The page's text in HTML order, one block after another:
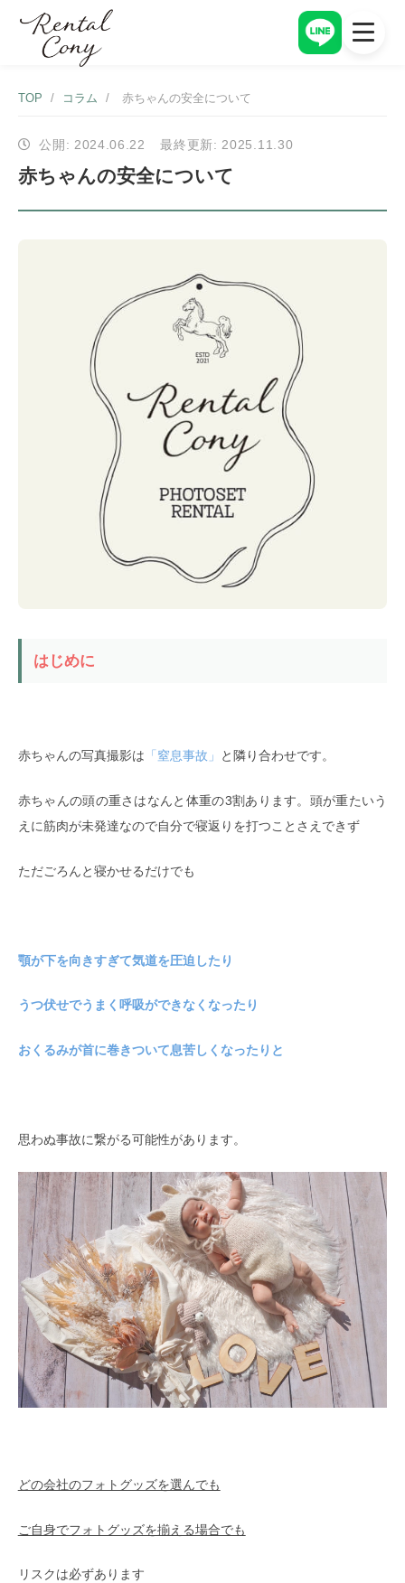
アイテム一覧
ITEM
FLOW
料金
CONYについて
トップページ
TOP PAGE
ITEM
オプション一覧
レンタルの流れ
料金
CONYについて
CONY
よくある質問
CONY
TOP / コラム / 赤ちゃんの安全について
公開: 2024.06.22 最終更新: 2025.11.30
赤ちゃんの安全について
はじめに
赤ちゃんの写真撮影は 「窒息事故」 と隣り合わせです。
赤ちゃんの頭の重さはなんと体重の3割あります。頭が重たいう
えに筋肉が未発達なので自分で寝返りを打つことさえできず
ただごろんと寝かせるだけでも
顎が下を向きすぎて気道を圧迫したり
うつ伏せでうまく呼吸ができなくなったり
おくるみが首に巻きついて息苦しくなったりと
思わぬ事故に繋がる可能性があります。
どの会社のフォトグッズを選んでも
ご自身でフォトグッズを揃える場合でも
リスクは必ずあります